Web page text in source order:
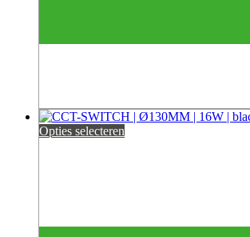
Opties selecteren